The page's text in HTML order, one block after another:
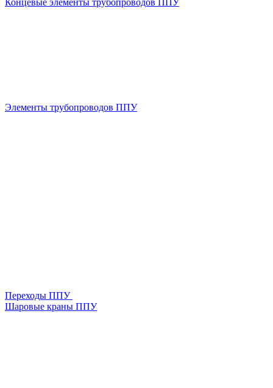
Концевые элементы трубопроводов ППУ
Элементы трубопроводов ППУ
Переходы ППУ
Шаровые краны ППУ